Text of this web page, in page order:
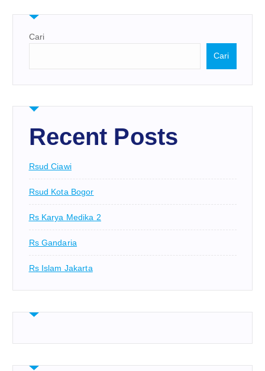
Cari
Cari
Recent Posts
Rsud Ciawi
Rsud Kota Bogor
Rs Karya Medika 2
Rs Gandaria
Rs Islam Jakarta